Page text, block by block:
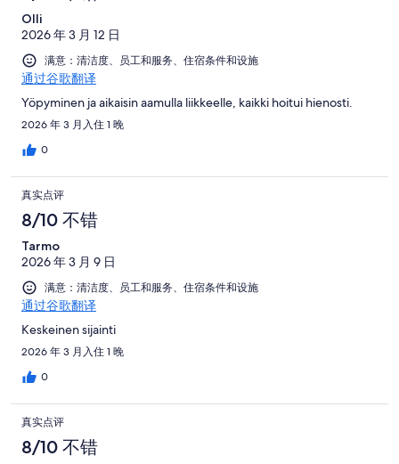
Olli
2026 年 3 月 12 日
满意：清洁度、员工和服务、住宿条件和设施
通过谷歌翻译
Yöpyminen ja aikaisin aamulla liikkeelle, kaikki hoitui hienosti.
2026 年 3 月入住 1 晚
0
真实点评
8/10 不错
Tarmo
2026 年 3 月 9 日
满意：清洁度、员工和服务、住宿条件和设施
通过谷歌翻译
Keskeinen sijainti
2026 年 3 月入住 1 晚
0
真实点评
8/10 不错